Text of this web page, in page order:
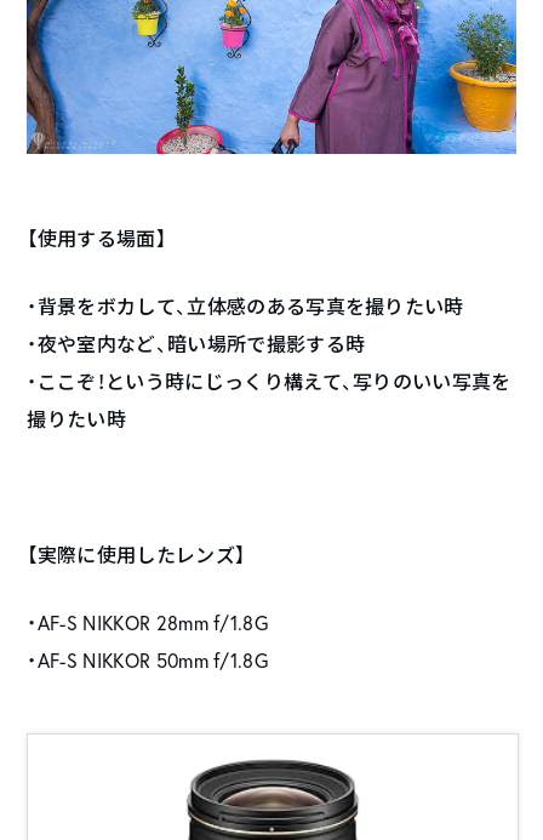
【使用する場面】
・背景をボカして、立体感のある写真を撮りたい時
・夜や室内など、暗い場所で撮影する時
・ここぞ！という時にじっくり構えて、写りのいい写真を
撮りたい時
【実際に使用したレンズ】
・AF-S NIKKOR 28mm f/1.8G
・AF-S NIKKOR 50mm f/1.8G